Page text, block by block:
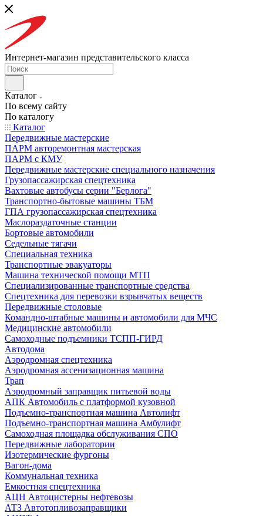
Интернет-магазин представительского класса
Каталог
По всему сайту
По каталогу
Каталог
Передвижные мастерские
ПАРМ авторемонтная мастерская
ПАРМ с КМУ
Передвижные мастерские специального назначения
Грузопассажирская спецтехника
Вахтовые автобусы серии "Берлога"
Транспортно-бытовые машины ТБМ
ГПА грузопассажирская спецтехника
Маслораздаточные станции
Бортовые автомобили
Седельные тягачи
Специальная техника
Транспортные эвакуаторы
Машина технической помощи МТП
Специализированные транспортные средства
Спецтехника для перевозки взрывчатых веществ
Передвижные столовые
Командно-штабные машины и автомобили для МЧС
Медицинские автомобили
Самоходные подъемники ТСПП-ГИРД
Автодома
Аэродромная спецтехника
Аэродромная ассенизационная машина
Трап
Аэродромный заправщик питьевой воды
АПК Автомобиль с платформой кузовной
Подъемно-транспортная машина Автолифт
Подъемно-транспортная машина Амбулифт
Самоходная площадка обслуживания СПО
Передвижные лаборатории
Изотермические фургоны
Вагон-дома
Коммунальная техника
Емкостная спецтехника
АЦН Автоцистерны нефтевозы
АТЗ Автотопливозаправщики